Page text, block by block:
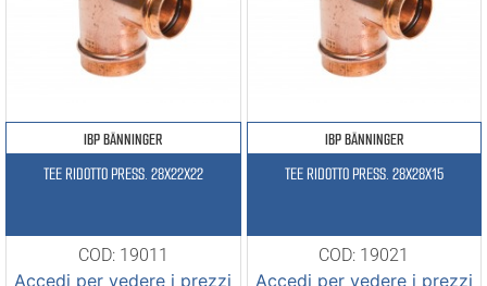
IBP BÄNNINGER
TEE RIDOTTO PRESS. 28X22X22
COD: 19011
Accedi per vedere i prezzi
IBP BÄNNINGER
TEE RIDOTTO PRESS. 28X28X15
COD: 19021
Accedi per vedere i prezzi